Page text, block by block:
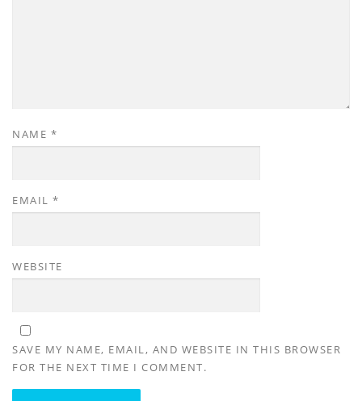
NAME *
EMAIL *
WEBSITE
SAVE MY NAME, EMAIL, AND WEBSITE IN THIS BROWSER
FOR THE NEXT TIME I COMMENT.